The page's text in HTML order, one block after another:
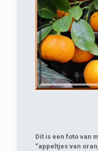
Dit is een foto van
“appeltjes van